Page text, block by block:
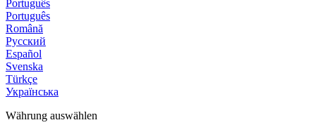
Português
Português
Română
Русский
Español
Svenska
Türkçe
Українська
Währung auswählen